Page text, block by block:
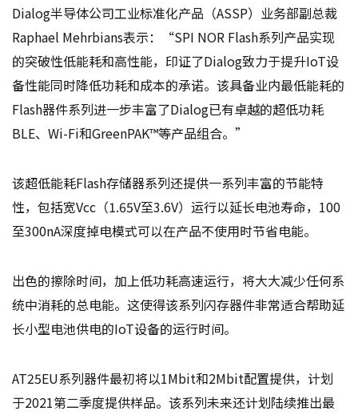
Dialog半导体公司工业标准化产品（ASSP）业务部副总裁
Raphael Mehrbians表示：“SPI NOR Flash系列产品实现
的突破性低能耗和高性能，印证了Dialog致力于提升IoT设
备性能同时降低功耗和成本的承诺。该具备业内最低能耗的
Flash器件系列进一步丰富了Dialog已有卓越的超低功耗
BLE、Wi-Fi和GreenPAK™等产品组合。”
该超低能耗Flash存储器系列还提供一系列丰富的节能特
性，包括宽Vcc（1.65V至3.6V）运行以延长电池寿命，100
至300nA深度掉电模式可以在产品不使用时节省电能。
出色的擦除时间，加上低功耗高速运行，将大大减少任何系
统中消耗的总电能。这使得该系列闪存器件非常适合帮助延
长小型电池供电的IoT设备的运行时间。
AT25EU系列器件最初将以1Mbit和2Mbit配置提供，计划
于2021第二季度提供样品。该系列未来还计划陆续推出最